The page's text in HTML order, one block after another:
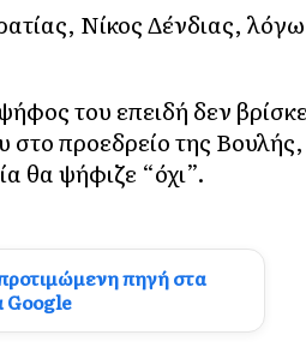
Νίκος Δένδιας, λόγω
του επειδή δεν
προεδρείο της Βουλής,
θα ψήφιζε “όχι”.
πηγή στα
Google